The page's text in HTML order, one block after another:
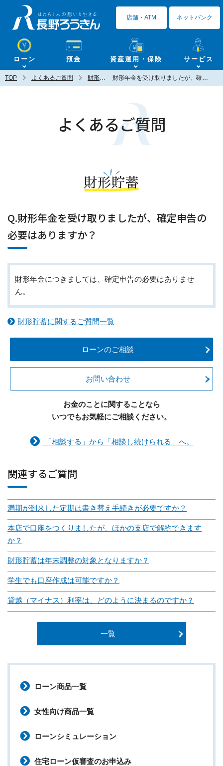
ローン 預金 資産運用・保険 サービス
店舗・ATM ネットバンク
TOP よくあるご質問 財形貯蓄 財形年金を受け取りましたが、確定申告の必要はありますか？
よくあるご質問
財形貯蓄
Q.財形年金を受け取りましたが、確定申告の
必要はありますか？
財形年金につきましては、確定申告の必要はありませ
ん。
財形貯蓄に関するご質問一覧
ローンのご相談
お問い合わせ
お金のことに関することなら
いつでもお気軽にご相談ください。
「相談する」から「相談し続けられる」へ。
関連するご質問
満期が到来した定期は書き替え手続きが必要ですか？
本店で口座をつくりましたが、ほかの支店で解約できます
か？
財形貯蓄は年末調整の対象となりますか？
学生でも口座作成は可能ですか？
貸越（マイナス）利率は、どのように決まるのですか？
一覧
ローン商品一覧
女性向け商品一覧
ローンシミュレーション
住宅ローン仮審査のお申込み